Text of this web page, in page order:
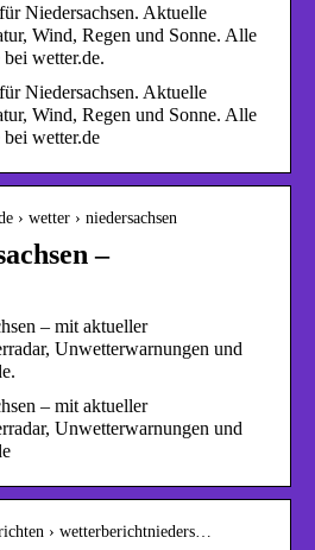
Niedersachsen. Aktuelle
Wind, Regen und Sonne. Alle
wetter.de.
Niedersachsen. Aktuelle
Wind, Regen und Sonne. Alle
wetter.de
› wetter › niedersachsen
–
– mit aktueller
Unwetterwarnungen und
– mit aktueller
Unwetterwarnungen und
› wetterberichtnieders…